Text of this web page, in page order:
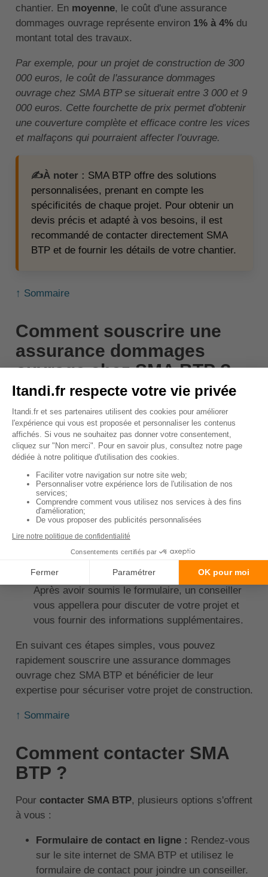
chantier. En moyenne, le coût d'une assurance
dommages ouvrage représente environ 1% à 4%du
montant total des travaux.
Par exemple, pour un projet de construction de 300
000 euros, le coût de l'assurance dommages
ouvrage chez SMA BTP se situerait entre 3 000 et 9
000 euros. Cette fourchette de prix permet d'obtenir
une couverture complète et efficace contre les vices
et malfaçons qui pourraient affecter l'ouvrage.
✍️À noter : SMA BTP offre des solutions
personnalisées, prenant en compte les
spécificités de chaque projet. Pour obtenir un
devis précis et adapté à vos besoins, il est
recommandé de contacter directement SMA
BTP et de fournir les détails de votre chantier.
↑ Sommaire
Comment souscrire une
assurance dommages
ouvrage chez SMA BTP ?
Poursouscrire une assurance dommages ouvrage
chez SMA BTP, suivez ces étapes :
Rendez-vous sur le site internet :Accédez au
site web de SMA BTP pour commencer le
Remplissez le devis en ligne :Complétez le
formulaire de devis disponible en ligne.
Donnez vos informations :Fournissez les
détails nécessaires concernant votre projet et
vos coordonnées.
Un conseiller SMA BTP vous contactera :
Après avoir soumis le formulaire, un conseiller
vous appellera pour discuter de votre projet et
vous fournir des informations supplémentaires.
En suivant ces étapes simples, vous pouvez
rapidement souscrire une assurance dommages
ouvrage chez SMA BTP et bénéficier de leur
expertise pour sécuriser votre projet de construction.
↑ Sommaire
Comment contacter SMA
BTP ?
Pour contacter SMA BTP, plusieurs options s'offrent
à vous :
Formulaire de contact en ligne : Rendez-vous
sur le site internet de SMA BTP et utilisez le
formulaire de contact pour joindre un conseiller.